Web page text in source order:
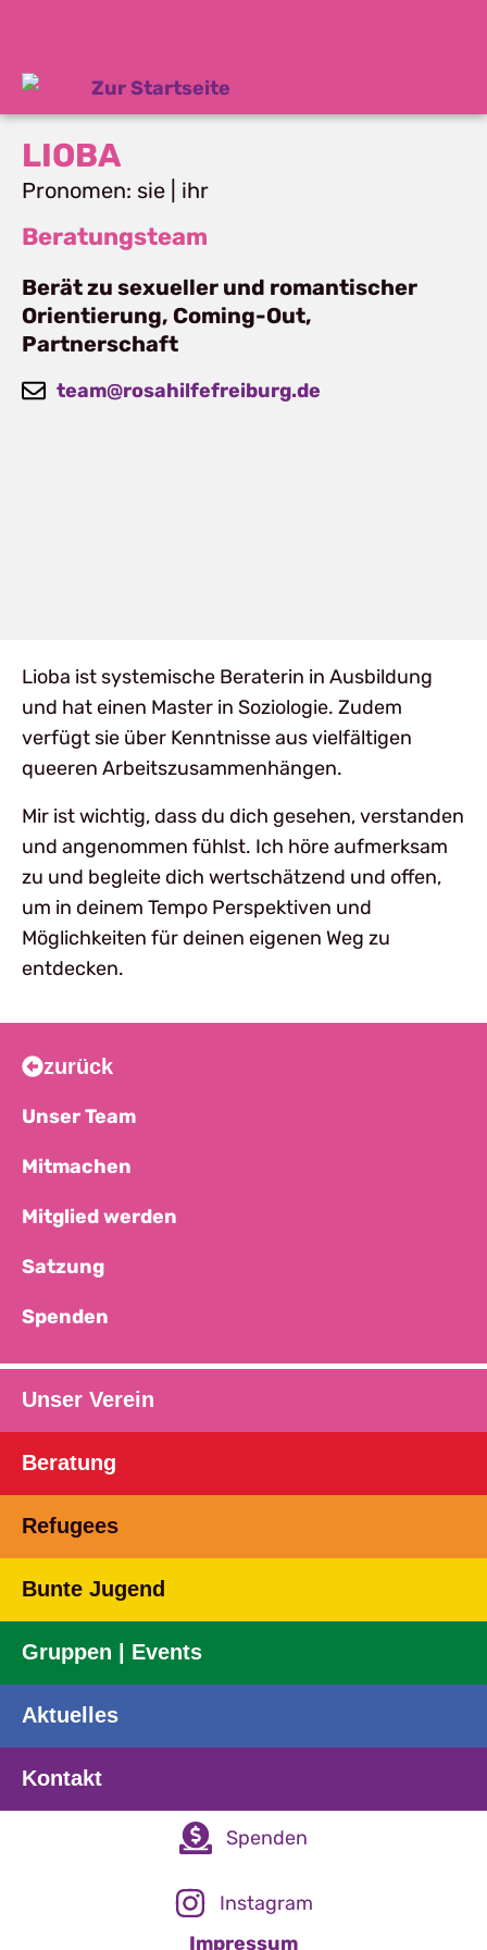
LIOBA
Pronomen: sie | ihr
Beratungsteam
Berät zu sexueller und romantischer
Orientierung, Coming-Out,
Partnerschaft
team@rosahilfefreiburg.de
Lioba ist systemische Beraterin in Ausbildung
und hat einen Master in Soziologie. Zudem
verfügt sie über Kenntnisse aus vielfältigen
queeren Arbeitszusammenhängen.
Mir ist wichtig, dass du dich gesehen, verstanden
und angenommen fühlst. Ich höre aufmerksam
zu und begleite dich wertschätzend und offen,
um in deinem Tempo Perspektiven und
Möglichkeiten für deinen eigenen Weg zu
entdecken.
zurück
Unser Team
Mitmachen
Mitglied werden
Satzung
Spenden
Unser Verein
Beratung
Refugees
Bunte Jugend
Gruppen | Events
Aktuelles
Kontakt
Spenden
Instagram
Impressum